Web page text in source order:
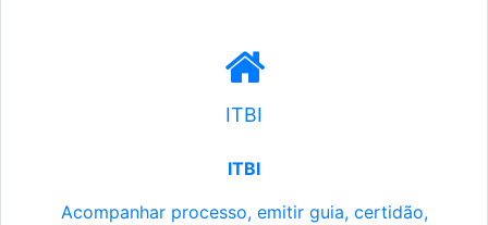
ITBI
ITBI
Acompanhar processo, emitir guia, certidão,